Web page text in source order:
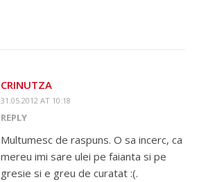
CRINUTZA
31.05.2012 AT 10:18
REPLY
Multumesc de raspuns. O sa incerc, ca
mereu imi sare ulei pe faianta si pe
gresie si e greu de curatat :(.